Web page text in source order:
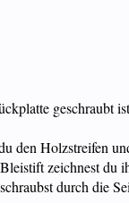
geschraubt
den Holzstreifen
zeichnest
durch die